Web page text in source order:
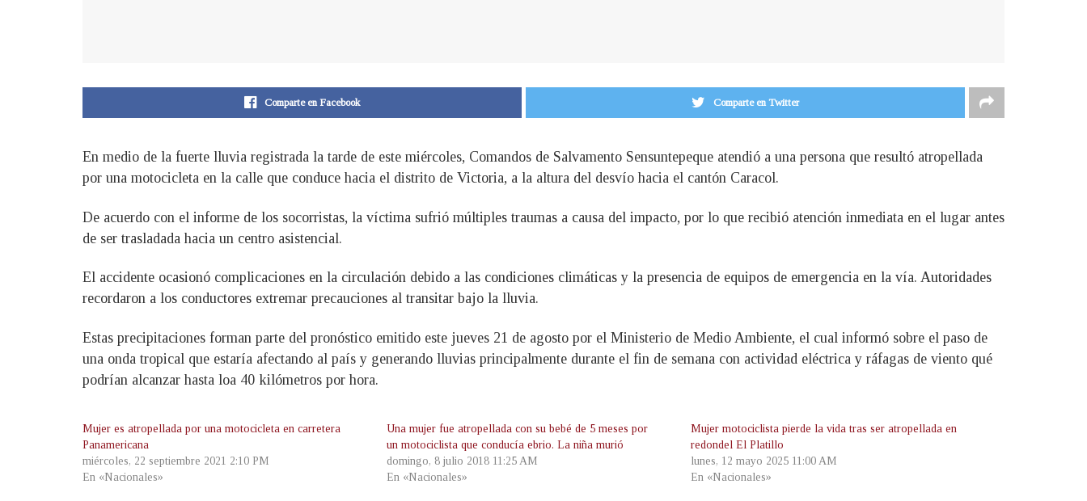
Comparte en Facebook Comparte en Twitter
En medio de la fuerte lluvia registrada la tarde de este miércoles, Comandos de Salvamento Sensuntepeque atendió a una persona que resultó atropellada
por una motocicleta en la calle que conduce hacia el distrito de Victoria, a la altura del desvío hacia el cantón Caracol.
De acuerdo con el informe de los socorristas, la víctima sufrió múltiples traumas a causa del impacto, por lo que recibió atención inmediata en el lugar antes
de ser trasladada hacia un centro asistencial.
El accidente ocasionó complicaciones en la circulación debido a las condiciones climáticas y la presencia de equipos de emergencia en la vía. Autoridades
recordaron a los conductores extremar precauciones al transitar bajo la lluvia.
Estas precipitaciones forman parte del pronóstico emitido este jueves 21 de agosto por el Ministerio de Medio Ambiente, el cual informó sobre el paso de
una onda tropical que estaría afectando al país y generando lluvias principalmente durante el fin de semana con actividad eléctrica y ráfagas de viento qué
podrían alcanzar hasta loa 40 kilómetros por hora.
Mujer es atropellada por una motocicleta en carretera
Panamericana
miércoles, 22 septiembre 2021 2:10 PM
En «Nacionales»
Una mujer fue atropellada con su bebé de 5 meses por
un motociclista que conducía ebrio. La niña murió
domingo, 8 julio 2018 11:25 AM
En «Nacionales»
Mujer motociclista pierde la vida tras ser atropellada en
redondel El Platillo
lunes, 12 mayo 2025 11:00 AM
En «Nacionales»